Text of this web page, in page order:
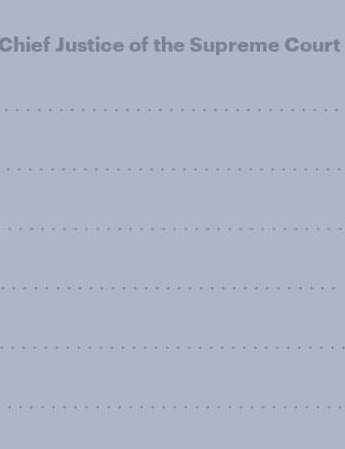
Justice of the Supreme Court
. . . . . . . . . . . . . . . . . . . . . . . . . . . . . .
. . . . . . . . . . . . . . . . . . . . . . . . . . . . .
. . . . . . . . . . . . . . . . . . . . . . . . . . . . . .
. . . . . . . . . . . . . . . . . . . . . . . . . . . . .
. . . . . . . . . . . . . . . . . . . . . . . . . . . . . .
. . . . . . . . . . . . . . . . . . . . . . . . . . . . . .